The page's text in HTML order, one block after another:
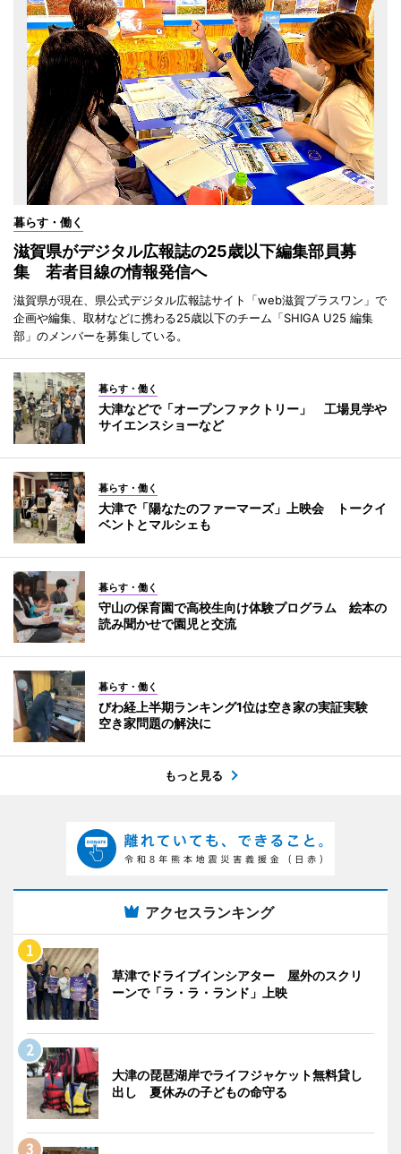
暮らす・働く
滋賀県がデジタル広報誌の25歳以下編集部員募
集 若者目線の情報発信へ
滋賀県が現在、県公式デジタル広報誌サイト「web滋賀プラスワン」で
企画や編集、取材などに携わる25歳以下のチーム「SHIGA U25 編集
部」のメンバーを募集している。
暮らす・働く
大津などで「オープンファクトリー」 工場見学や
サイエンスショーなど
暮らす・働く
大津で「陽なたのファーマーズ」上映会 トークイ
ベントとマルシェも
暮らす・働く
守山の保育園で高校生向け体験プログラム 絵本の
読み聞かせで園児と交流
暮らす・働く
びわ経上半期ランキング1位は空き家の実証実験
空き家問題の解決に
もっと見る
アクセスランキング
草津でドライブインシアター 屋外のスクリ
ーンで「ラ・ラ・ランド」上映
大津の琵琶湖岸でライフジャケット無料貸し
出し 夏休みの子どもの命守る